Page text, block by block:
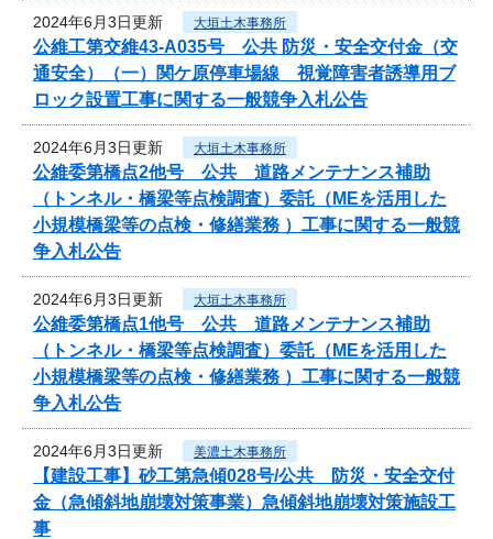
2024年6月3日更新 大垣土木事務所
公維工第交維43-A035号 公共 防災・安全交付金（交
通安全）（一）関ケ原停車場線 視覚障害者誘導用ブ
ロック設置工事に関する一般競争入札公告
2024年6月3日更新 大垣土木事務所
公維委第橋点2他号 公共 道路メンテナンス補助
（トンネル・橋梁等点検調査）委託（MEを活用した
小規模橋梁等の点検・修繕業務 ）工事に関する一般競
争入札公告
2024年6月3日更新 大垣土木事務所
公維委第橋点1他号 公共 道路メンテナンス補助
（トンネル・橋梁等点検調査）委託（MEを活用した
小規模橋梁等の点検・修繕業務 ）工事に関する一般競
争入札公告
2024年6月3日更新 美濃土木事務所
【建設工事】砂工第急傾028号/公共 防災・安全交付
金（急傾斜地崩壊対策事業）急傾斜地崩壊対策施設工
事